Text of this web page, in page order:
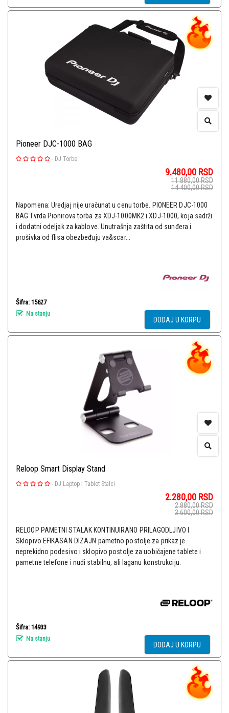
Pioneer DJC-1000 BAG
- DJ Torbe
9.480,00 RSD
11.880,00RSD
14.400,00RSD
Napomena: Uredjaj nije uračunat u cenu torbe. PIONEER DJC-1000
BAG Tvrda Pionirova torba za XDJ-1000MK2 i XDJ-1000, koja sadrži
i dodatni odeljak za kablove. Unutrašnja zaštita od sunđera i
prošivka od flisa obezbeđuju va&scar...
Šifra: 15627
Na stanju
DODAJ U KORPU
Reloop Smart Display Stand
- DJ Laptop i Tablet Stalci
2.280,00 RSD
2.880,00RSD
3.600,00RSD
RELOOP PAMETNI STALAK KONTINUIRANO PRILAGODLJIVO I
Sklopivo EFIKASAN DIZAJN pametno postolje za prikaz je
neprekidno podesivo i sklopivo postolje za uobičajene tablete i
pametne telefone i nudi stabilnu, ali laganu konstrukciju.
Šifra: 14933
Na stanju
DODAJ U KORPU